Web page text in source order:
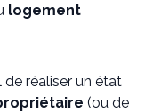
logement
réaliser un état
(ou de